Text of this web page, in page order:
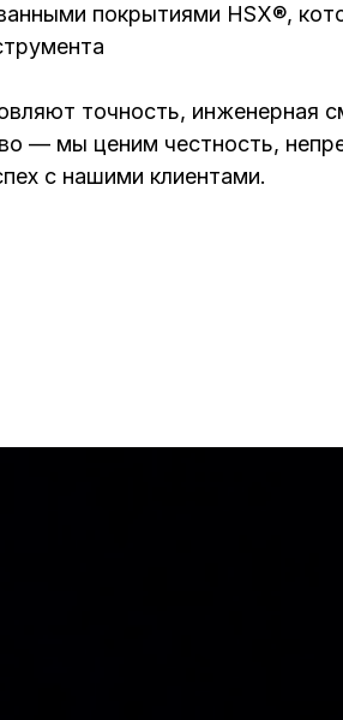
покрытиями HSX®,
точность, инженерная
— мы ценим честность,
с нашими клиентами.